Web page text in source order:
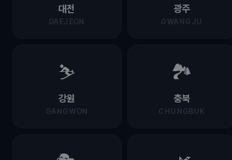
대전
DAEJEON
광주
GWANGJU
⛷️
강원
GANGWON
🏞️
충북
CHUNGBUK